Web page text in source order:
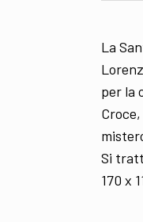
La
per la
Si
170 x